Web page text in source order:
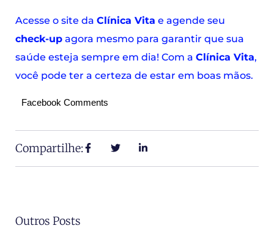
Acesse o site da Clínica Vita e agende seu
check-up agora mesmo para garantir que sua
saúde esteja sempre em dia! Com a Clínica Vita,
você pode ter a certeza de estar em boas mãos.
Facebook Comments
Compartilhe:
Outros Posts